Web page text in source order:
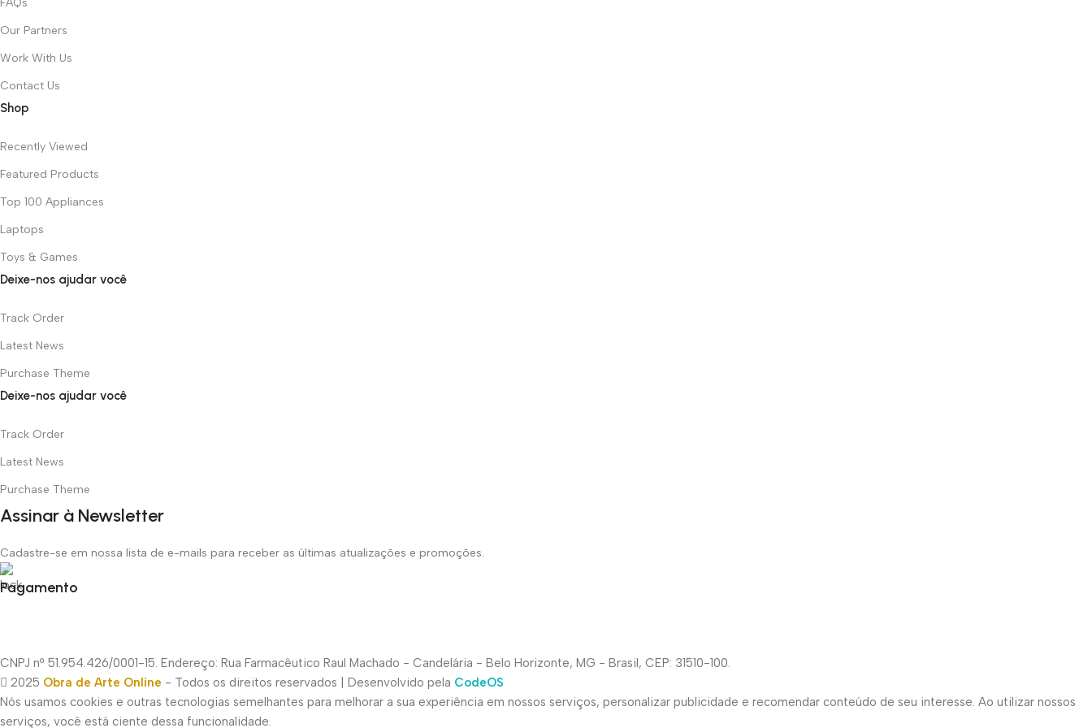
Our Partners
Work With Us
Contact Us
Shop
Recently Viewed
Featured Products
Top 100 Appliances
Laptops
Toys & Games
Deixe-nos ajudar você
Track Order
Latest News
Purchase Theme
Deixe-nos ajudar você
Track Order
Latest News
Purchase Theme
Assinar à Newsletter
Cadastre-se em nossa lista de e-mails para receber as últimas atualizações e promoções.
Pagamento
CNPJ nº 51.954.426/0001-15. Endereço: Rua Farmacêutico Raul Machado - Candelária - Belo Horizonte, MG - Brasil, CEP: 31510-100.
2025 Obra de Arte Online - Todos os direitos reservados | Desenvolvido pela CodeOS
Nós usamos cookies e outras tecnologias semelhantes para melhorar a sua experiência em nossos serviços, personalizar publicidade e recomendar conteúdo de seu interesse. Ao utilizar nossos
serviços, você está ciente dessa funcionalidade.